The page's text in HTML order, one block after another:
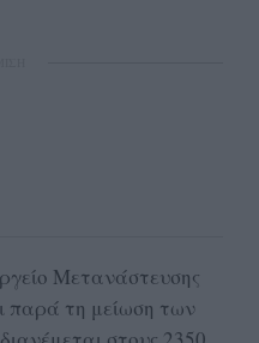
Μετανάστευσης
παρά τη μείωση των